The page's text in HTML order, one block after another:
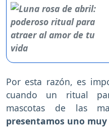
Por esta razón, es
cuando un ritual
mascotas de las
presentamos uno